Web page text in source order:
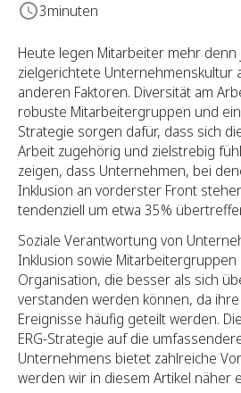
3minuten
Heute legen Mitarbeiter mehr denn
zielgerichtete Unternehmenskultur
anderen Faktoren. Diversität am
robuste Mitarbeitergruppen und
Strategie sorgen dafür, dass sich
Arbeit zugehörig und zielstrebig
zeigen, dass Unternehmen, bei
Inklusion an vorderster Front
tendenziell um etwa 35%
Soziale Verantwortung von
Inklusion sowie
Organisation, die besser als sich
verstanden werden können, da
Ereignisse häufig geteilt werden.
ERG-Strategie auf die
Unternehmens bietet zahlreiche
werden wir in diesem Artikel näher